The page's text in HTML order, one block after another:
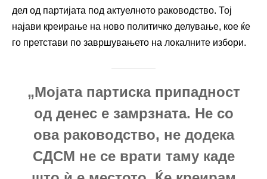
дел од партијата под актуелното раководство. Тој
најави креирање на ново политичко делување, кое ќе
го претстави по завршувањето на локалните избори.
„Мојата партиска припадност
од денес е замрзната. Не со
ова раководство, не додека
СДСМ не се врати таму каде